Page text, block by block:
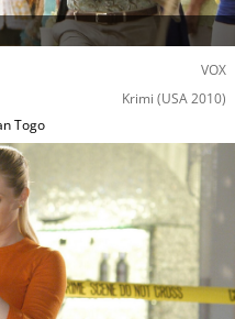
VOX
Krimi (USA 2010)
Togo